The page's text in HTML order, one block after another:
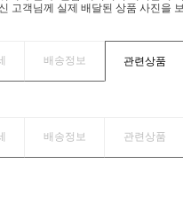
고객님께 실제 배달된 상품 사진을
배송정보 관련상품
배송정보 관련상품